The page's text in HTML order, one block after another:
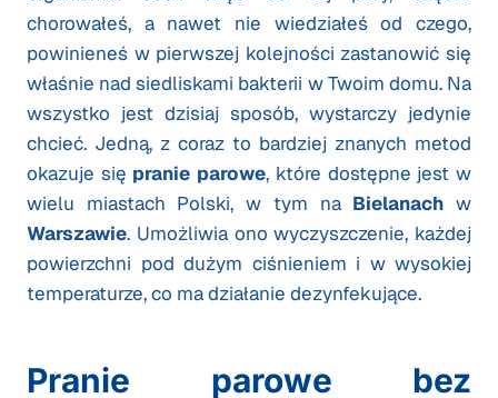
chorowałeś, a nawet nie wiedziałeś od czego,
powinieneś w pierwszej kolejności zastanowić się
właśnie nad siedliskami bakterii w Twoim domu. Na
wszystko jest dzisiaj sposób, wystarczy jedynie
chcieć. Jedną, z coraz to bardziej znanych metod
okazuje się pranie parowe, które dostępne jest w
wielu miastach Polski, w tym na Bielanach w
Warszawie. Umożliwia ono wyczyszczenie, każdej
powierzchni pod dużym ciśnieniem i w wysokiej
temperaturze, co ma działanie dezynfekujące.
Pranie parowe bez